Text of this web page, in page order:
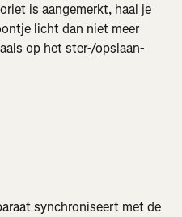
is aangemerkt, haal je
licht dan niet meer
op het ster-/opslaan-
synchroniseert met de